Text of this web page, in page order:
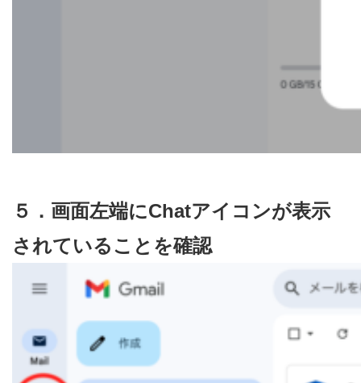
５．画面左端にChatアイコンが表示
されていることを確認